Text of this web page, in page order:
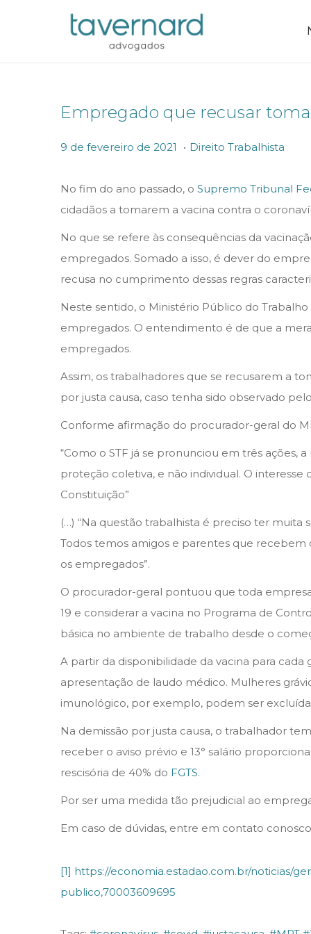
Empregado que recusar
P
s
t
9 de fevereiro de 2021
9
e
f
e
i
o
d
0
2
. P
s
t
Direito Trabalhista
No fim do ano passado, o Supremo Tribunal
cidadãos a tomarem a vacina contra o
No que se refere às consequências da
empregados. Somado a isso, é dever do
recusa no cumprimento dessas regras
Neste sentido, o Ministério Público do
empregados. O entendimento é de que a
empregados.
Assim, os trabalhadores que se recusarem a
por justa causa, caso tenha sido observado
Conforme afirmação do procurador-geral do
“Como o STF já se pronunciou em três ações,
proteção coletiva, e não individual. O
Constituição”
(…) “Na questão trabalhista é preciso ter
Todos temos amigos e parentes que
os empregados”.
O procurador-geral pontuou que toda
19 e considerar a vacina no Programa de
básica no ambiente de trabalho desde o
A partir da disponibilidade da vacina para
apresentação de laudo médico. Mulheres
imunológico, por exemplo, podem ser
Na demissão por justa causa, o trabalhador
receber o aviso prévio e 13° salário
rescisória de 40% do FGTS.
Por ser uma medida tão prejudicial ao
Em caso de dúvidas, entre em contato
[1] https://economia.estadao.com.br/noticias/
publico,70003609695